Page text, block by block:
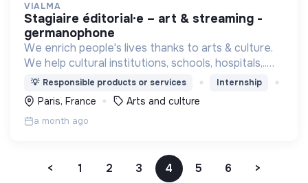
VIALMA
stagiaire éditorial·e – art & streaming -
germanophone
We enrich people's lives thanks to arts & culture.
We help cultural institutions, schools, hospitals,..
improve their audiences' well-being with curated
programmes available through streaming.
💡 Responsible products or services Internship
Paris, France Arts and culture
a month ago
< 1 2 3 4 5 6 >